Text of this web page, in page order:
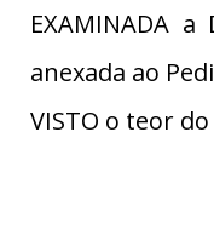
EXAMINADA
anexada ao
VISTO o teor do